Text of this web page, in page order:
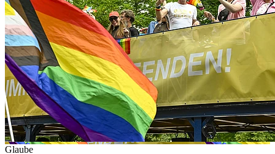
Glaube